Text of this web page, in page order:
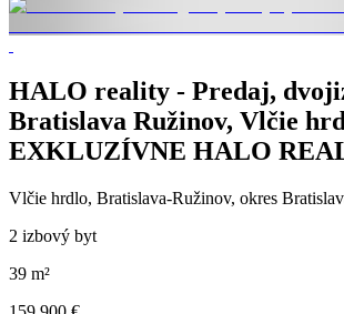
HALO reality - Predaj,
Bratislava Ružinov, Vlčie
EXKLUZÍVNE HALO
Vlčie hrdlo, Bratislava-Ružinov, okres
2 izbový byt
39 m²